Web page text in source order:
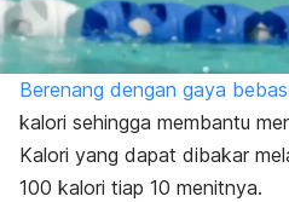
Berenang dengan gaya bebas
kalori sehingga membantu
Kalori yang dapat dibakar
100 kalori tiap 10 menitnya.